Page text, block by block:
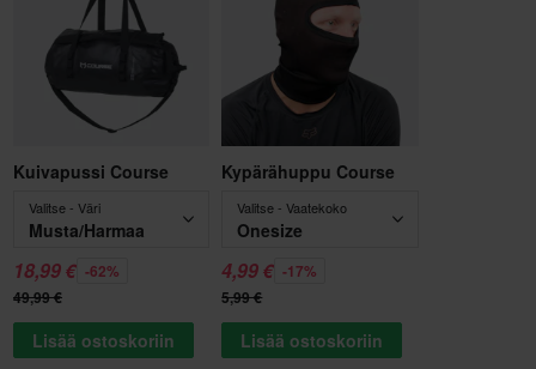
Kuivapussi Course
Valitse - Väri
Musta/Harmaa
18,99 € -62%
49,99 €
Lisää ostoskoriin
Kypärähuppu Course
Valitse - Vaatekoko
Onesize
4,99 € -17%
5,99 €
Lisää ostoskoriin